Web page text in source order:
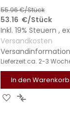
55.96€/Stück
53.16 €/Stück
Inkl. 19% Steuern,
Versandkosten
Versandinformation
Lieferzeit ca. 2-3
In den Warenkorb
ZURZUR